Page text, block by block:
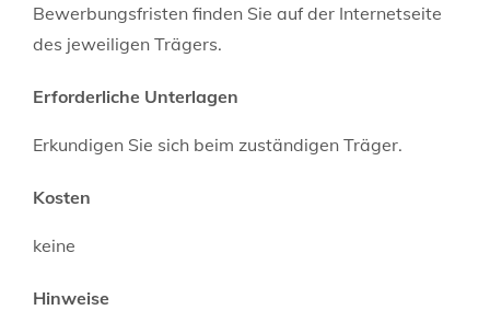
Bewerbungsfristen finden Sie auf der Internetseite
des jeweiligen Trägers.
Erforderliche Unterlagen
Erkundigen Sie sich beim zuständigen Träger.
Kosten
keine
Hinweise